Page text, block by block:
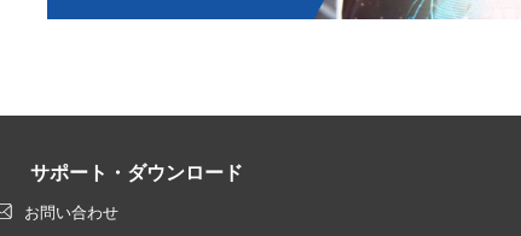
サポート・ダウンロード
お問い合わせ